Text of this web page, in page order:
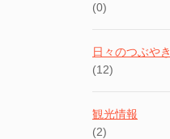
(0)
日々のつぶやき
(12)
観光情報
(2)